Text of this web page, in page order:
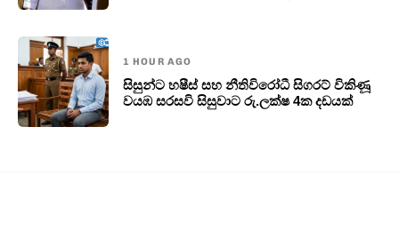
1 HOUR AGO
සිසුන්ට හෂීස් සහ නීතිවිරෝධී සිගරට් විකිණූ
වයඹ සරසවි සිසුවාට රු.ලක්ෂ 4ක දඩයක්